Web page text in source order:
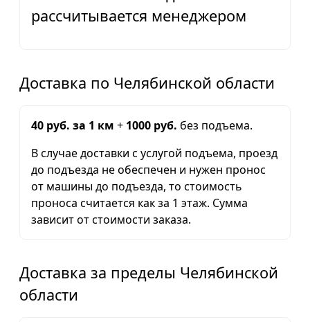
рассчитывается менеджером
Доставка по Челябинской области
40 руб. за 1 км + 1000 руб. без подъема.
В случае доставки с услугой подъема, проезд
до подъезда не обеспечен и нужен пронос
от машины до подъезда, то стоимость
проноса считается как за 1 этаж. Сумма
зависит от стоимости заказа.
Доставка за пределы Челябинской
области